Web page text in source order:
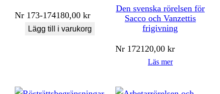
Nr 173-174180,00kr
Lägg till i varukorg
Den svenska rörelsen för
Sacco och Vanzettis
frigivning
Nr 172120,00kr
Läs mer